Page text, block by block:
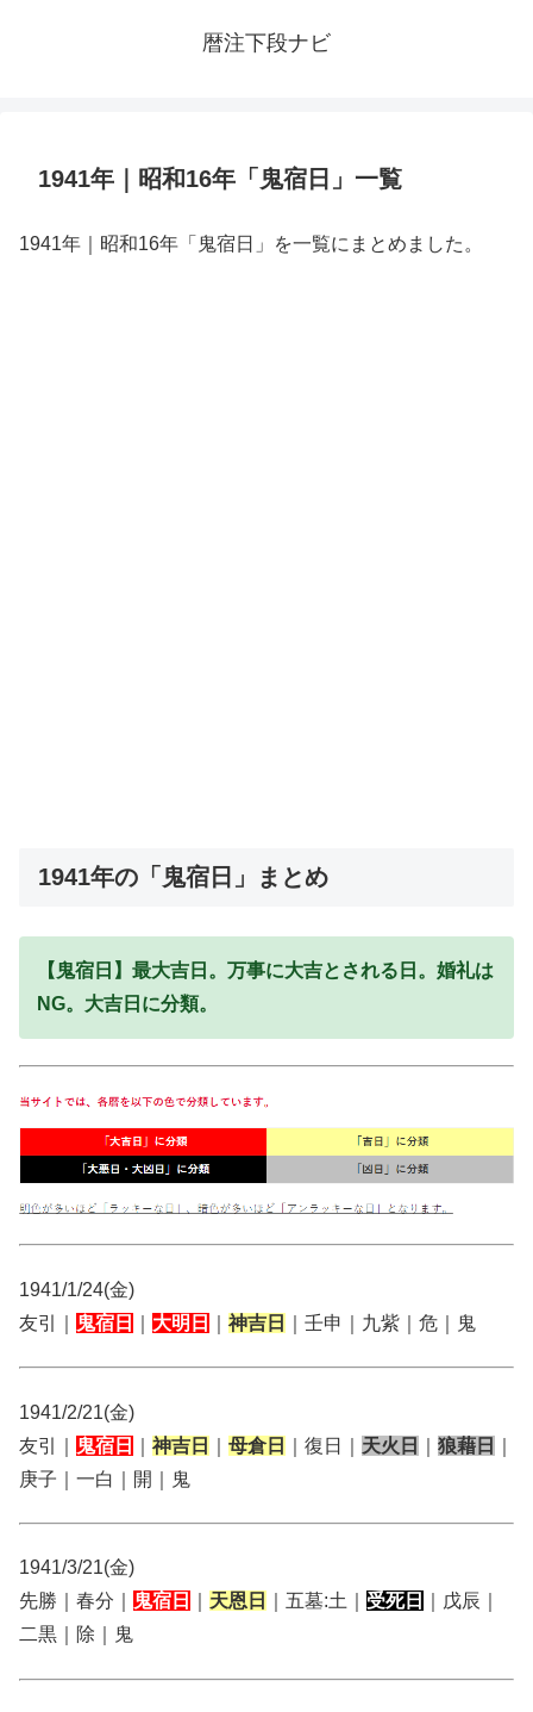
暦注下段ナビ
1941年｜昭和16年「鬼宿日」一覧
1941年｜昭和16年「鬼宿日」を一覧にまとめました。
1941年の「鬼宿日」まとめ
【鬼宿日】最大吉日。万事に大吉とされる日。婚礼は
NG。大吉日に分類。
1941/1/24(金)
友引｜
鬼宿日 大明日 神吉日 ｜壬申｜九紫｜危｜鬼
1941/2/21(金)
友引｜
鬼宿日 神吉日 母倉日 ｜復日｜ 天火日 狼藉日
庚子｜一白｜開｜鬼
1941/3/21(金)
先勝｜春分｜
鬼宿日 天恩日 ｜五墓:土｜ 受死日
｜戊辰｜
二黒｜除｜鬼